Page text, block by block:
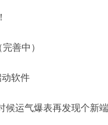
善中）
软件
候运气爆表再发现个新